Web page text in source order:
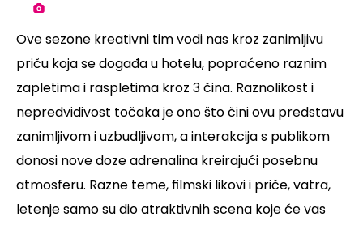
Ove sezone kreativni tim vodi nas kroz zanimljivu
priču koja se događa u hotelu, popraćeno raznim
zapletima i raspletima kroz 3 čina. Raznolikost i
nepredvidivost točaka je ono što čini ovu predstavu
zanimljivom i uzbudljivom, a interakcija s publikom
donosi nove doze adrenalina kreirajući posebnu
atmosferu. Razne teme, filmski likovi i priče, vatra,
letenje samo su dio atraktivnih scena koje će vas